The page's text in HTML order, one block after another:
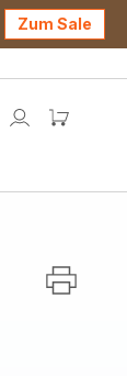
Zum Sale
Mein